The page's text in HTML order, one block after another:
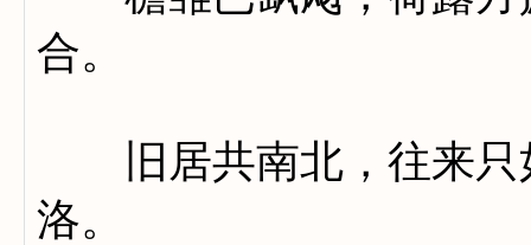
合。
旧居共南北，往来只
洛。